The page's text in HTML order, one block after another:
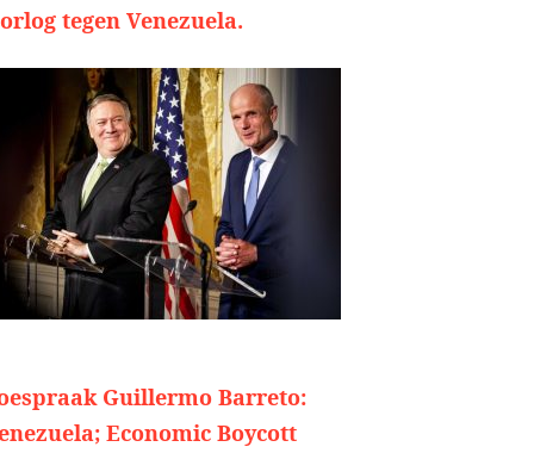
tegen Venezuela.
Guillermo Barreto:
Economic Boycott